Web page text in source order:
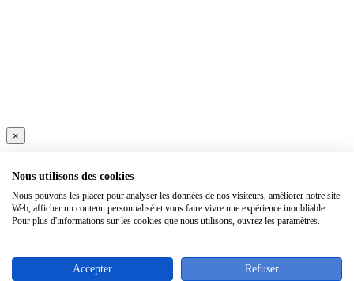
×
Nous utilisons des cookies
Nous pouvons les placer pour analyser les données de nos visiteurs, améliorer notre site
Web, afficher un contenu personnalisé et vous faire vivre une expérience inoubliable.
Pour plus d'informations sur les cookies que nous utilisons, ouvrez les paramètres.
Accepter Refuser